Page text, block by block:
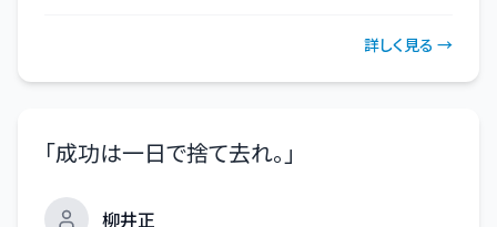
詳しく見る →
「成功は一日で捨て去れ。 」
柳井正